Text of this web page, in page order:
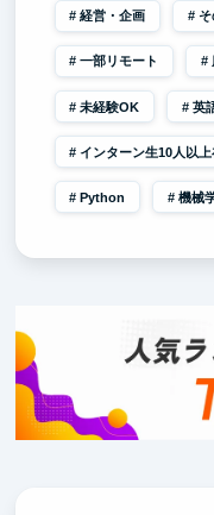
経営・企画
一部リモート
未経験OK 英
インターン生10人以
Python 機械